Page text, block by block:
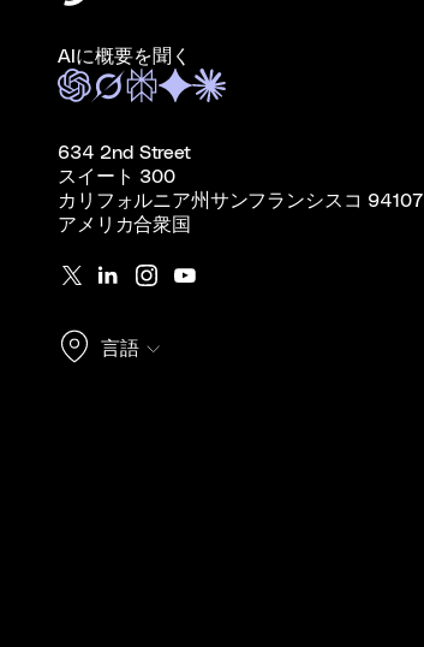
AIに概要を聞く
634 2nd Street
スイート 300
カリフォルニア州サンフランシスコ 94107
アメリカ合衆国
言語